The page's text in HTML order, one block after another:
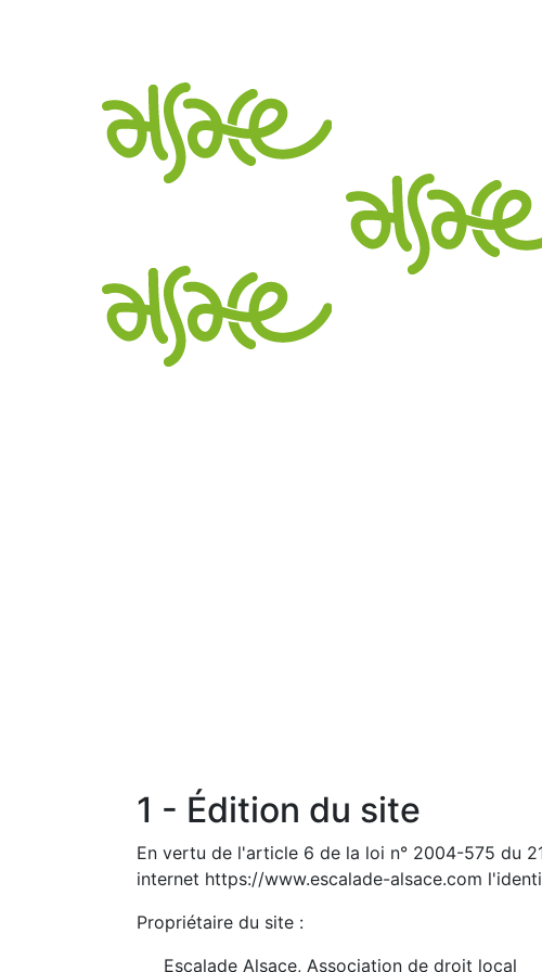
1 - Édition du site
En vertu de l'article 6 de la loi n° 2004-575 du
internet https://www.escalade-alsace.com
Propriétaire du site :
Escalade Alsace, Association de droit local